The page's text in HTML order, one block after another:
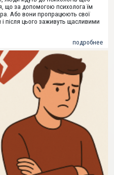
що за допомогою психолога їм
Або вони пропрацюють свої
і після цього заживуть щасливими
подробнее